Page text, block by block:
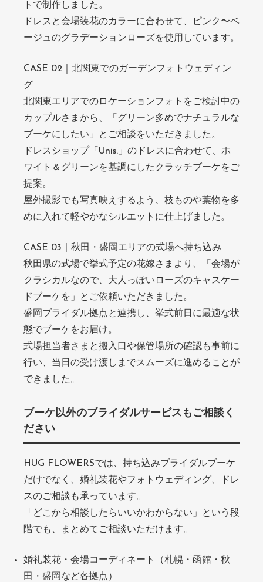
トで制作しました。
ドレスと会場装花のカラーに合わせて、ピンク〜ベ
ージュのグラデーションローズを使用しています。
CASE 02｜北関東でのガーデンフォトウェディン
グ
北関東エリアでのロケーションフォトをご検討中の
カップルさまから、「グリーン多めでナチュラルな
ブーケにしたい」とご相談をいただきました。
ドレスショップ「Unis.」のドレスに合わせて、ホ
ワイト＆グリーンを基調にしたクラッチブーケをご
提案。
屋外撮影でも写真映えするよう、枝ものや葉物を多
めに入れて軽やかなシルエットに仕上げました。
CASE 03｜秋田・盛岡エリアの式場へ持ち込み
秋田県の式場で挙式予定の花嫁さまより、「会場が
クラシカルなので、大人っぽいローズのキャスケー
ドブーケを」とご依頼いただきました。
盛岡ブライダル拠点と連携し、挙式前日に最適な状
態でブーケをお届け。
式場担当者さまと搬入口や保管場所の確認も事前に
行い、当日の受け渡しまでスムーズに進めることが
できました。
ブーケ以外のブライダルサービスもご相談く
ださい
HUG FLOWERSでは、持ち込みブライダルブーケ
だけでなく、婚礼装花やフォトウェディング、ドレ
スのご相談も承っています。
「どこから相談したらいいかわからない」という段
階でも、まとめてご相談いただけます。
婚礼装花・会場コーディネート（札幌・函館・秋
田・盛岡など各拠点）